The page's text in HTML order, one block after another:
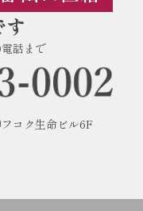
話まで
コク生命ビル6F